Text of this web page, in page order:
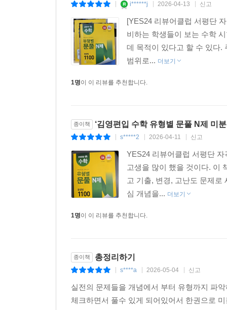
i******j 2026-04-13 신고
[YES24 리뷰어클럽 서평단
비하는 학생들이 보는 수학
데 목적이 있다고 할 수 있다.
범위로... 더보기
1명이 이 리뷰를 추천합니다.
종이책 ‘김영편입 수학 유형별 문풀 N제 미
s*****2 2026-04-11 신고
YES24 리뷰어클럽 서평단
고생을 많이 했을 것이다. 이
고 기출, 변경, 고난도 문제로
심 개념을... 더보기
1명이 이 리뷰를 추천합니다.
종이책 총정리하기
s****a 2026-05-04 신고
실전의 문제들을 개념에서 부터 유형까지 파
체크하면서 풀수 있게 되어있어서 한권으로